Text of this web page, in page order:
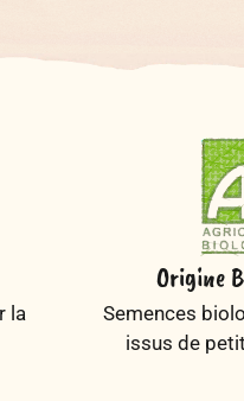
la
Origine
Semences
issus de